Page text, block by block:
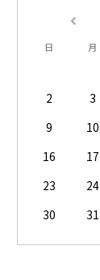
日 月
2
3
9
10
16
17
23
24
30
31